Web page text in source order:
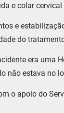
e colar
e
do
era uma
não estava no
o apoio do